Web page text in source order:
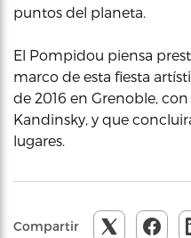
puntos del planeta.
El Pompidou piensa
marco de esta fiesta
de 2016 en Grenoble,
Kandinsky, y que
lugares.
Compartir